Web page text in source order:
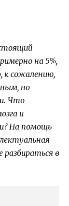
на 5%,
к сожалению,
но
Что
и
На помощь
в